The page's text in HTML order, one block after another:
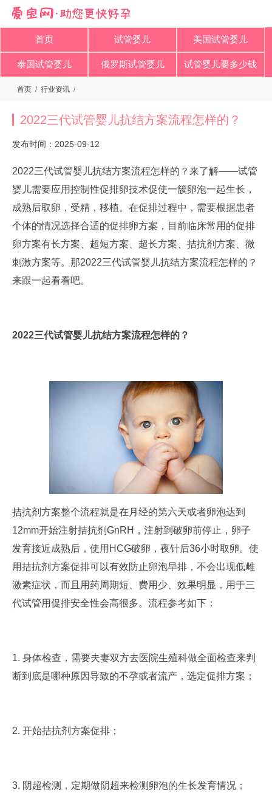
首页 试管婴儿 美国试管婴儿
泰国试管婴儿 俄罗斯试管婴儿 试管婴儿要多少钱
首页 / 行业资讯 /
2022三代试管婴儿抗结方案流程怎样的？
发布时间：2025-09-12
2022三代试管婴儿抗结方案流程怎样的？来了解——试管
婴儿需要应用控制性促排卵技术促使一簇卵泡一起生长，
成熟后取卵，受精，移植。在促排过程中，需要根据患者
个体的情况选择合适的促排卵方案，目前临床常用的促排
卵方案有长方案、超短方案、超长方案、拮抗剂方案、微
刺激方案等。那2022三代试管婴儿抗结方案流程怎样的？
来跟一起看看吧。
2022三代试管婴儿抗结方案流程怎样的？
拮抗剂方案整个流程就是在月经的第六天或者卵泡达到
12mm开始注射拮抗剂GnRH，注射到破卵前停止，卵子
发育接近成熟后，使用HCG破卵，夜针后36小时取卵。使
用拮抗剂方案促排可以有效防止卵泡早排，不会出现低雌
激素症状，而且用药周期短、费用少、效果明显，用于三
代试管用促排安全性会高很多。流程参考如下：
1. 身体检查，需要夫妻双方去医院生殖科做全面检查来判
断到底是哪种原因导致的不孕或者流产，选定促排方案；
2. 开始拮抗剂方案促排；
3. 阴超检测，定期做阴超来检测卵泡的生长发育情况；